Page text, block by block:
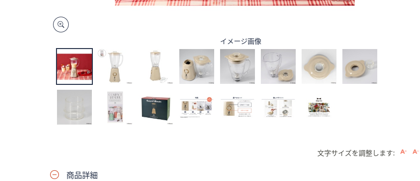
イ
右
に
ス
イ
プ
イメージ画像
文字サイズを調整します:
商品詳細